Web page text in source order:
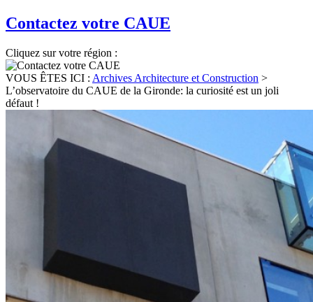
Contactez votre CAUE
Cliquez sur votre région :
VOUS ÊTES ICI : Archives Architecture et Construction >
L’observatoire du CAUE de la Gironde: la curiosité est un joli
défaut !